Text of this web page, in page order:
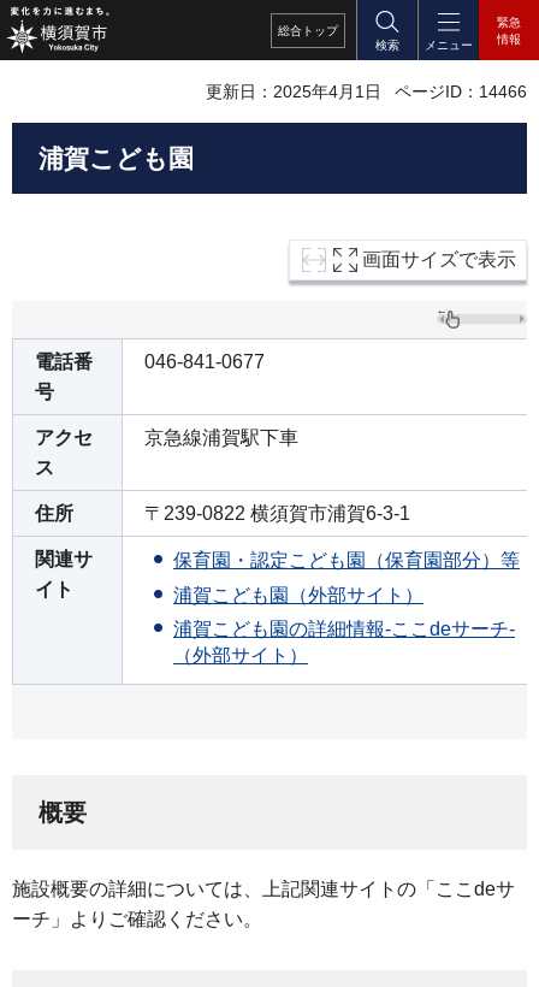
総合 トップ
検索
メニュー
緊急
情報
更新日：2025年4月1日 ページID：14466
浦賀こども園
画面サイズで表示
電話番
号
046-841-0677
アクセ
ス
京急線浦賀駅下車
住所 〒239-0822 横須賀市浦賀6-3-1
関連サ
イト
保育園・認定こども園（保育園部分）等
浦賀こども園（外部サイト）
浦賀こども園の詳細情報-ここdeサーチ-
（外部サイト）
概要
施設概要の詳細については、上記関連サイトの「ここdeサ
ーチ」よりご確認ください。